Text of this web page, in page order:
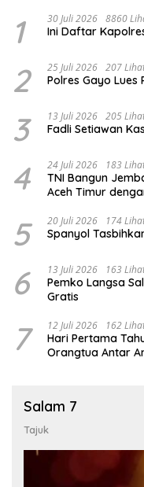
1 30 Juli 2026 8860
Ini Daftar
2 25 Juli 2026 207
Polres Gayo Lues
3 13 Juli 2026 205
Fadli Setiawan
4 24 Juli 2026 183
TNI Bangun
Aceh Timur
5 20 Juli 2026 174
Spanyol
6 13 Juli 2026 163
Pemko Langsa
Gratis
7 12 Juli 2026 162
Hari Pertama
Orangtua Antar
Salam 7
Tajuk